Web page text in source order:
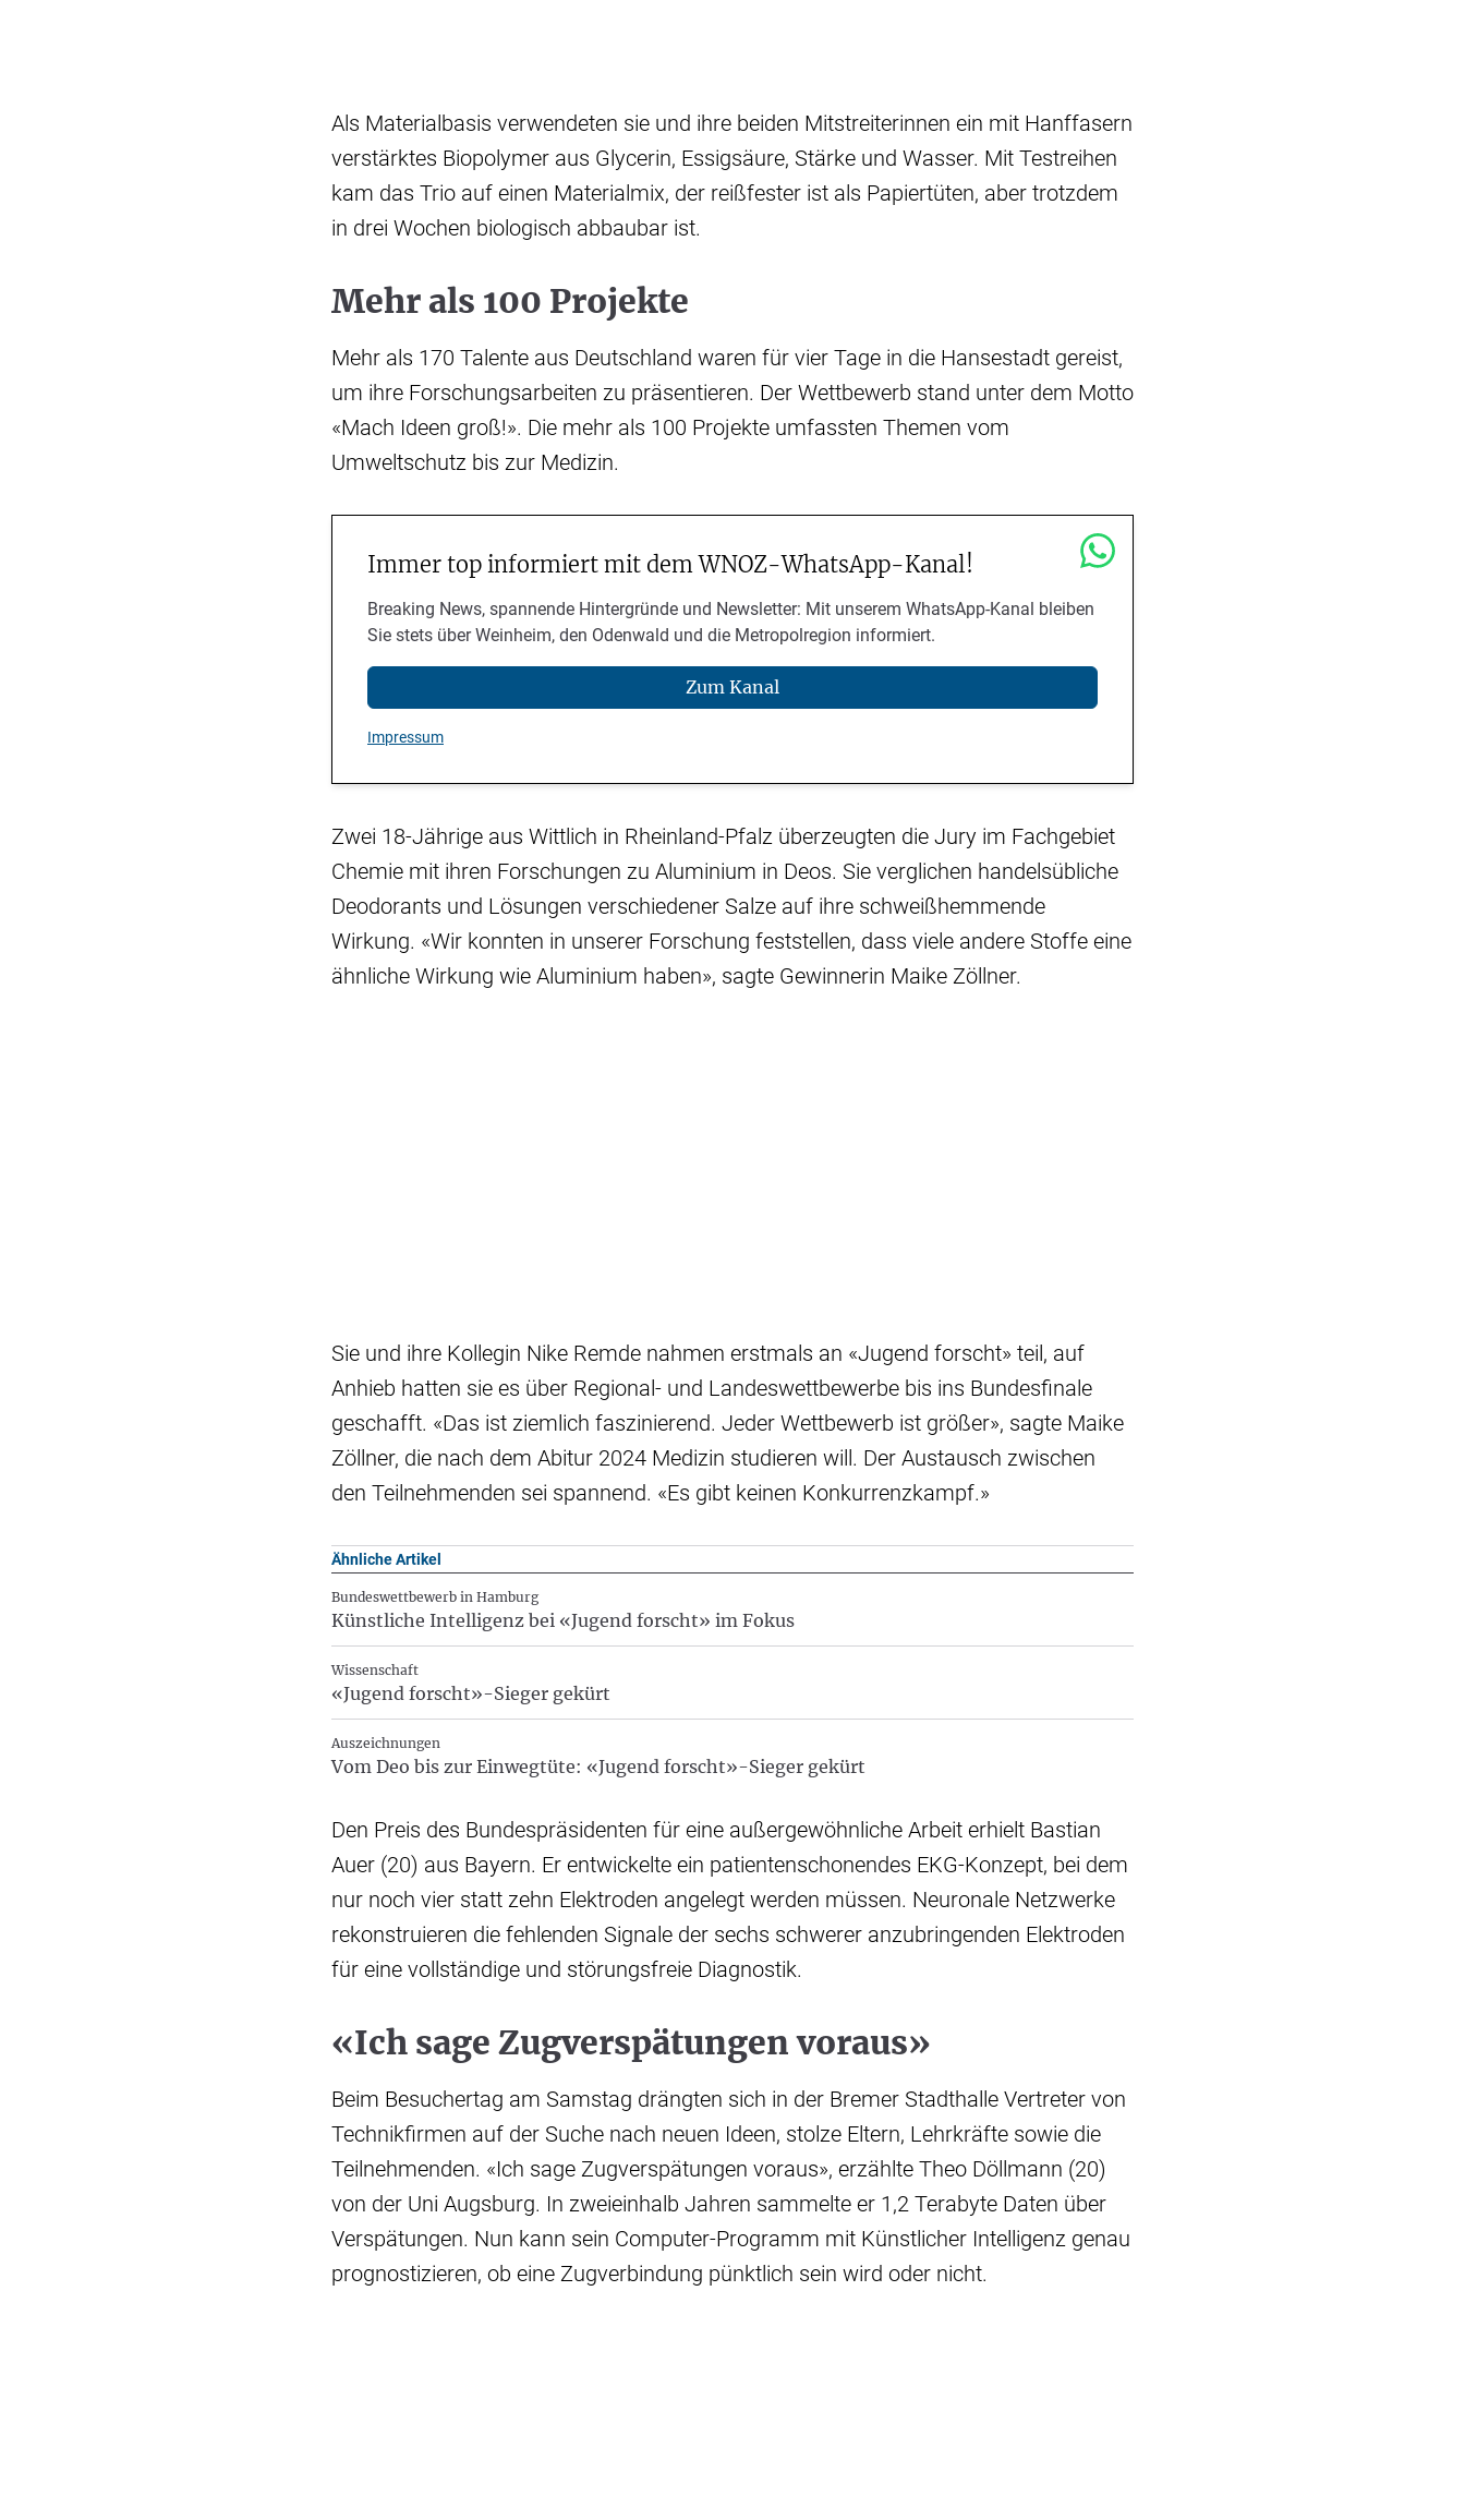
Als Materialbasis verwendeten sie und ihre beiden Mitstreiterinnen ein mit Hanffasern
verstärktes Biopolymer aus Glycerin, Essigsäure, Stärke und Wasser. Mit Testreihen
kam das Trio auf einen Materialmix, der reißfester ist als Papiertüten, aber trotzdem
in drei Wochen biologisch abbaubar ist.
Mehr als 100 Projekte
Mehr als 170 Talente aus Deutschland waren für vier Tage in die Hansestadt gereist,
um ihre Forschungsarbeiten zu präsentieren. Der Wettbewerb stand unter dem Motto
«Mach Ideen groß!». Die mehr als 100 Projekte umfassten Themen vom
Umweltschutz bis zur Medizin.
Immer top informiert mit dem WNOZ-WhatsApp-Kanal!
Breaking News, spannende Hintergründe und Newsletter: Mit unserem WhatsApp-Kanal bleiben
Sie stets über Weinheim, den Odenwald und die Metropolregion informiert.
Zum Kanal
Impressum
Zwei 18-Jährige aus Wittlich in Rheinland-Pfalz überzeugten die Jury im Fachgebiet
Chemie mit ihren Forschungen zu Aluminium in Deos. Sie verglichen handelsübliche
Deodorants und Lösungen verschiedener Salze auf ihre schweißhemmende
Wirkung. «Wir konnten in unserer Forschung feststellen, dass viele andere Stoffe eine
ähnliche Wirkung wie Aluminium haben», sagte Gewinnerin Maike Zöllner.
Sie und ihre Kollegin Nike Remde nahmen erstmals an «Jugend forscht» teil, auf
Anhieb hatten sie es über Regional- und Landeswettbewerbe bis ins Bundesfinale
geschafft. «Das ist ziemlich faszinierend. Jeder Wettbewerb ist größer», sagte Maike
Zöllner, die nach dem Abitur 2024 Medizin studieren will. Der Austausch zwischen
den Teilnehmenden sei spannend. «Es gibt keinen Konkurrenzkampf.»
Ähnliche Artikel
Bundeswettbewerb in Hamburg
Künstliche Intelligenz bei «Jugend forscht» im Fokus
Wissenschaft
«Jugend forscht»-Sieger gekürt
Auszeichnungen
Vom Deo bis zur Einwegtüte: «Jugend forscht»-Sieger gekürt
Den Preis des Bundespräsidenten für eine außergewöhnliche Arbeit erhielt Bastian
Auer (20) aus Bayern. Er entwickelte ein patientenschonendes EKG-Konzept, bei dem
nur noch vier statt zehn Elektroden angelegt werden müssen. Neuronale Netzwerke
rekonstruieren die fehlenden Signale der sechs schwerer anzubringenden Elektroden
für eine vollständige und störungsfreie Diagnostik.
«Ich sage Zugverspätungen voraus»
Beim Besuchertag am Samstag drängten sich in der Bremer Stadthalle Vertreter von
Technikfirmen auf der Suche nach neuen Ideen, stolze Eltern, Lehrkräfte sowie die
Teilnehmenden. «Ich sage Zugverspätungen voraus», erzählte Theo Döllmann (20)
von der Uni Augsburg. In zweieinhalb Jahren sammelte er 1,2 Terabyte Daten über
Verspätungen. Nun kann sein Computer-Programm mit Künstlicher Intelligenz genau
prognostizieren, ob eine Zugverbindung pünktlich sein wird oder nicht.